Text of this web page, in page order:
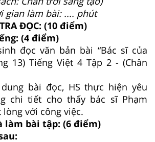
gian làm bài: .... phút
ĐỌC: (10 điểm)
(4 điểm)
đọc văn bản bài “Bác sĩ của
13) Tiếng Việt 4 Tập 2 - (Chân
bài đọc, HS thực hiện yêu
chi tiết cho thấy bác sĩ Phạm
lòng với công việc.
làm bài tập: (6 điểm)